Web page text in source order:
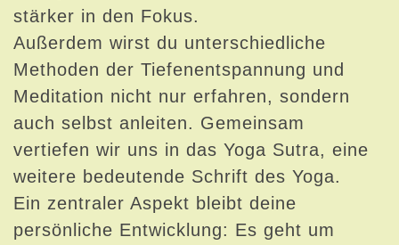
stärker in den Fokus.
Außerdem wirst du unterschiedliche
Methoden der Tiefenentspannung und
Meditation nicht nur erfahren, sondern
auch selbst anleiten. Gemeinsam
vertiefen wir uns in das Yoga Sutra, eine
weitere bedeutende Schrift des Yoga.
Ein zentraler Aspekt bleibt deine
persönliche Entwicklung: Es geht um